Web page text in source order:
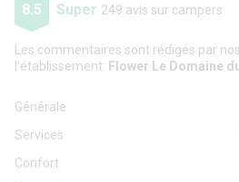
8.5 Super 249 avis sur campers
Les commentaires sont rédigés par
l'établissement: Flower Le Domaine
Générale
Services
Confort